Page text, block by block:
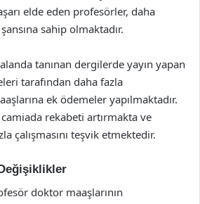
elde eden profesörler, daha
sahip olmaktadır.
tanınan dergilerde yayın yapan
tarafından daha fazla
ek ödemeler yapılmaktadır.
rekabeti artırmakta ve
çalışmasını teşvik etmektedir.
doktor maaşlarının